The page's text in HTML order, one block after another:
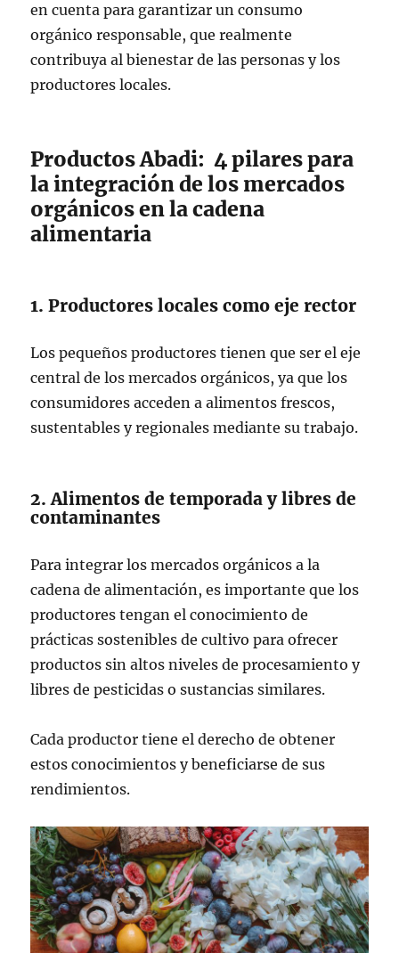
en cuenta para garantizar un consumo
orgánico responsable, que realmente
contribuya al bienestar de las personas y los
productores locales.
Productos Abadi: 4 pilares para
la integración de los mercados
orgánicos en la cadena
alimentaria
1. Productores locales como eje rector
Los pequeños productores tienen que ser el eje
central de los mercados orgánicos, ya que los
consumidores acceden a alimentos frescos,
sustentables y regionales mediante su trabajo.
2. Alimentos de temporada y libres de
contaminantes
Para integrar los mercados orgánicos a la
cadena de alimentación, es importante que los
productores tengan el conocimiento de
prácticas sostenibles de cultivo para ofrecer
productos sin altos niveles de procesamiento y
libres de pesticidas o sustancias similares.
Cada productor tiene el derecho de obtener
estos conocimientos y beneficiarse de sus
rendimientos.